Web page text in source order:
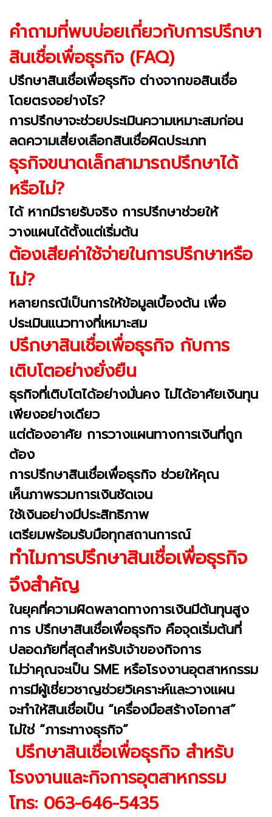
คำถามที่พบบ่อยเกี่ยวกับการปรึกษา
สินเชื่อเพื่อธุรกิจ (FAQ)
ปรึกษาสินเชื่อเพื่อธุรกิจ ต่างจากขอสินเชื่อ
โดยตรงอย่างไร?
การปรึกษาจะช่วยประเมินความเหมาะสมก่อน
ลดความเสี่ยงเลือกสินเชื่อผิดประเภท
ธุรกิจขนาดเล็กสามารถปรึกษาได้
หรือไม่?
ได้ หากมีรายรับจริง การปรึกษาช่วยให้
วางแผนได้ตั้งแต่เริ่มต้น
ต้องเสียค่าใช้จ่ายในการปรึกษาหรือ
ไม่?
หลายกรณีเป็นการให้ข้อมูลเบื้องต้น เพื่อ
ประเมินแนวทางที่เหมาะสม
ปรึกษาสินเชื่อเพื่อธุรกิจ กับการ
เติบโตอย่างยั่งยืน
ธุรกิจที่เติบโตได้อย่างมั่นคง ไม่ได้อาศัยเงินทุน
เพียงอย่างเดียว
แต่ต้องอาศัย การวางแผนทางการเงินที่ถูก
ต้อง
การปรึกษาสินเชื่อเพื่อธุรกิจ ช่วยให้คุณ
เห็นภาพรวมการเงินชัดเจน
ใช้เงินอย่างมีประสิทธิภาพ
เตรียมพร้อมรับมือทุกสถานการณ์
ทำไมการปรึกษาสินเชื่อเพื่อธุรกิจ
จึงสำคัญ
ในยุคที่ความผิดพลาดทางการเงินมีต้นทุนสูง
การ ปรึกษาสินเชื่อเพื่อธุรกิจ คือจุดเริ่มต้นที่
ปลอดภัยที่สุดสำหรับเจ้าของกิจการ
ไม่ว่าคุณจะเป็น SME หรือโรงงานอุตสาหกรรม
การมีผู้เชี่ยวชาญช่วยวิเคราะห์และวางแผน
จะทำให้สินเชื่อเป็น “เครื่องมือสร้างโอกาส”
ไม่ใช่ “ภาระทางธุรกิจ”
ปรึกษาสินเชื่อเพื่อธุรกิจ สำหรับ
โรงงานและกิจการอุตสาหกรรม
โทร: 063-646-5435